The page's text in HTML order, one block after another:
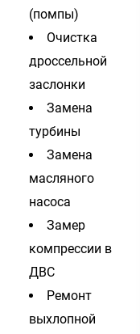
(помпы)
Очистка
дроссельной
заслонки
Замена
турбины
Замена
масляного
насоса
Замер
компрессии в
ДВС
Ремонт
выхлопной